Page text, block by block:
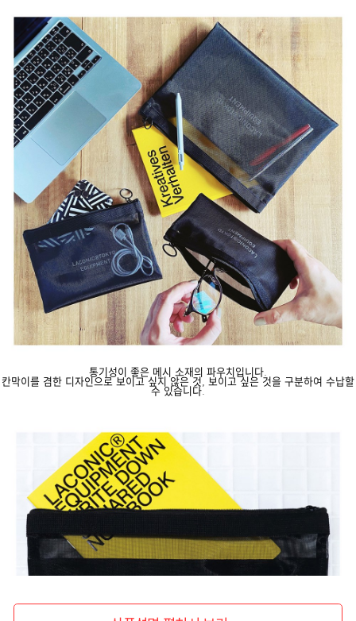
통기성이 좋은 메시 소재의 파우치입니다.
칸막이를 겸한 디자인으로 보이고 싶지 않은 것, 보이고 싶은 것을 구분하여 수납할
수 있습니다.